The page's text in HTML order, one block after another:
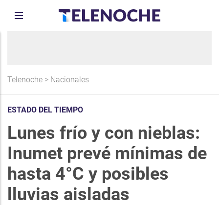
Telenoche > Nacionales
ESTADO DEL TIEMPO
Lunes frío y con nieblas:
Inumet prevé mínimas de
hasta 4°C y posibles
lluvias aisladas